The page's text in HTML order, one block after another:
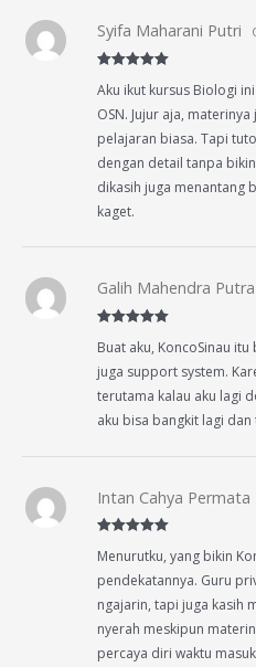
of 5
Syifa Maharani Putri
Aku ikut kursus Biologi
OSN. Jujur aja,
pelajaran biasa. Tapi
dengan detail tanpa
dikasih juga menantang
kaget.
of 5
Galih Mahendra Putra
Buat aku, KoncoSinau
juga support system.
terutama kalau aku lagi
aku bisa bangkit lagi
of 5
Intan Cahya Permata
Menurutku, yang bikin
pendekatannya. Guru
ngajarin, tapi juga kasih
nyerah meskipun
percaya diri waktu